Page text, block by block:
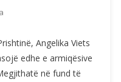
Angelika Viets
edhe e armiqësive
në fund të